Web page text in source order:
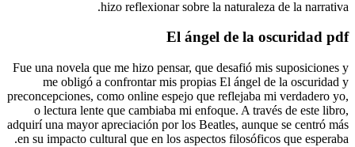
Fue una
me
o
adquirí una
en su